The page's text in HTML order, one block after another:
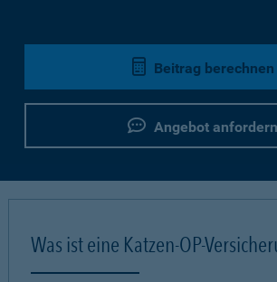
Beitrag berechnen
Angebot anfordern
Was ist eine Katzen-OP-